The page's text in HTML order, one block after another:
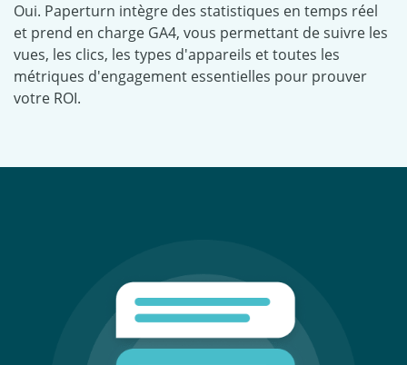
Oui. Paperturn intègre des statistiques en temps réel
et prend en charge GA4, vous permettant de suivre les
vues, les clics, les types d'appareils et toutes les
métriques d'engagement essentielles pour prouver
votre ROI.